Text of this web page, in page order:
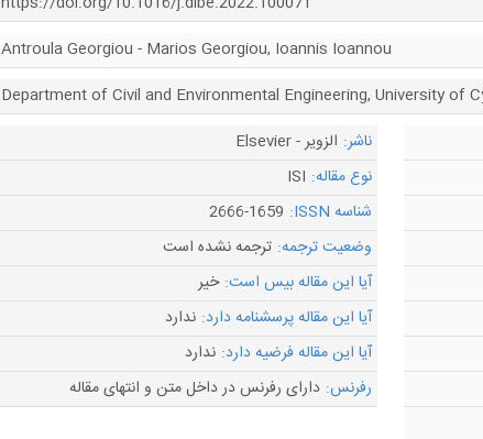
Antroula Georgiou - Marios Georgiou, Ioannis Ioannou
Department of Civil and Environmental Engineering, University of
ناشر: الزویر - Elsevier
نوع مقاله: ISI
شناسه ISSN:
2666-1659
وضعیت ترجمه: ترجمه نشده است
آیا این مقاله بیس است: خیر
آیا این مقاله پرسشنامه دارد: ندارد
آیا این مقاله فرضیه دارد: ندارد
رفرنس: دارای رفرنس در داخل متن و انتهای مقاله